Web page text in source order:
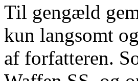
Til gengæld
kun langsomt
af forfatteren.